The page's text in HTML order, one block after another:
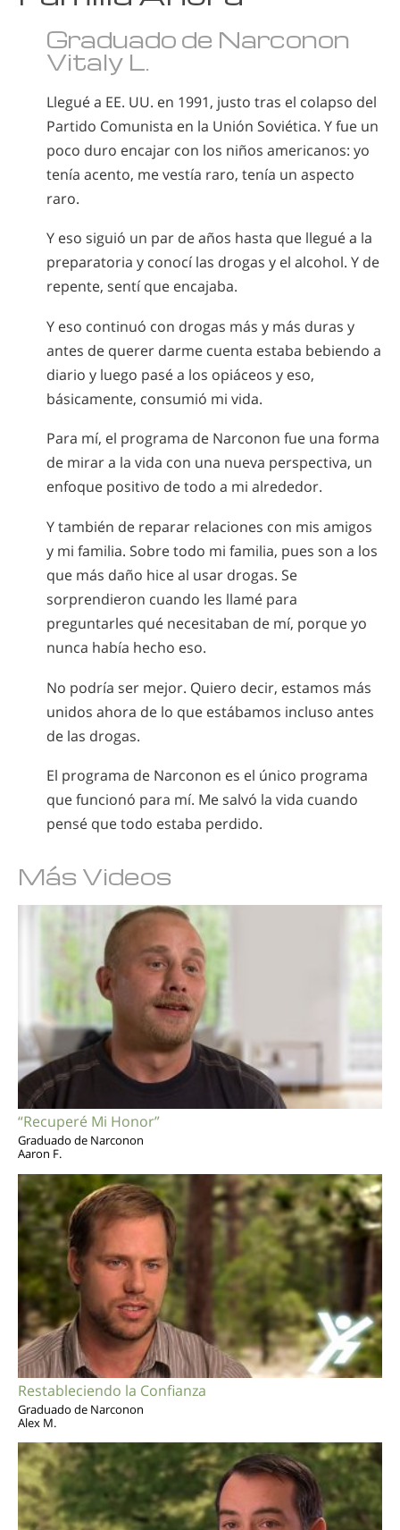
Graduado de Narconon
Vitaly L.
Llegué a EE. UU. en 1991, justo tras el colapso del
Partido Comunista en la Unión Soviética. Y fue un
poco duro encajar con los niños americanos: yo
tenía acento, me vestía raro, tenía un aspecto
raro.
Y eso siguió un par de años hasta que llegué a la
preparatoria y conocí las drogas y el alcohol. Y de
repente, sentí que encajaba.
Y eso continuó con drogas más y más duras y
antes de querer darme cuenta estaba bebiendo a
diario y luego pasé a los opiáceos y eso,
básicamente, consumió mi vida.
Para mí, el programa de Narconon fue una forma
de mirar a la vida con una nueva perspectiva, un
enfoque positivo de todo a mi alrededor.
Y también de reparar relaciones con mis amigos
y mi familia. Sobre todo mi familia, pues son a los
que más daño hice al usar drogas. Se
sorprendieron cuando les llamé para
preguntarles qué necesitaban de mí, porque yo
nunca había hecho eso.
No podría ser mejor. Quiero decir, estamos más
unidos ahora de lo que estábamos incluso antes
de las drogas.
El programa de Narconon es el único programa
que funcionó para mí. Me salvó la vida cuando
pensé que todo estaba perdido.
Más Videos
“Recuperé Mi Honor”
Graduado de Narconon
Aaron F.
Restableciendo la Confianza
Graduado de Narconon
Alex M.